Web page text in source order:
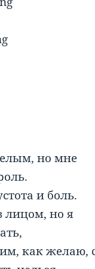
но мне
и боль.
лицом, но я
как желаю,